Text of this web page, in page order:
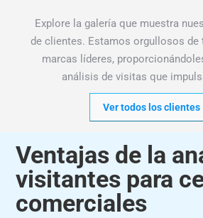
Explore la galería que muestra
de clientes. Estamos orgullosos de
marcas líderes,
análisis de visitas que
Ver todos los clientes
Ventajas de la
visitantes para
comerciales